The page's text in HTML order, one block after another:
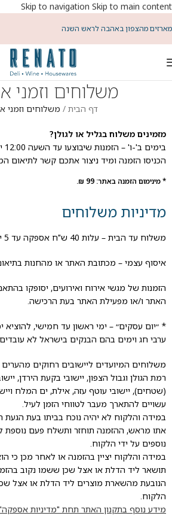
Skip to navigation Skip to main content
מארזים מהצפון באהבה לראש השנה
משלוחים וזמני
דף הבית / משלוחים וזמני
מזמינים משלוח בגליל או לגולן?
בימים ב'-ו' – הזמנות שיבוצעו עד השעה 12:00 יסופקו באותו היום.
הכניסו הזמנה ומיד ניצור אתכם קשר לתיאום
* מינימום הזמנה באתר: 99 ₪.
מדיניות משלוחים
משלוח עד הבית – עלות 40 ש"ח אספקה עד 5 ימי עסקים*.
איסוף עצמי – מכתובת האתר או מהחנות
הזמנות של מגשי אירוח ואירועים, יסופקו
האתר ו/או מפעילת האתר בעת הרכישה.
* ״יום עסקים״ – ימי ראשון עד חמישי,
ערבי חג וימים בהם הבנקים בישראל לא
משלוחים המיועדים ליישובים רחוקים מהערים
רמת הגולן וגבול הצפון, יישובי בקעת הירדן,
(שטחים), יישובי עוטף עזה, אילת, ים המלח
עשויים להתארך מעבר לטווחי הזמן לעיל.
במידה והלקוח לא יהיה נוכח בביתו בעת
אתו מראש, ההזמנה תוחזר ותשלח פעם
נוספים על ידי הלקוח.
במידה והלקוח יציין בהזמנה או לאחר מכן כי
תושאר ליד הדלת או אצל שכן ששמו נקוב
הנובעת מהשארת מוצרים ליד הדלת או אצל
הלקוח.
מידע נוסף בתקנון האתר תחת "מדיניות